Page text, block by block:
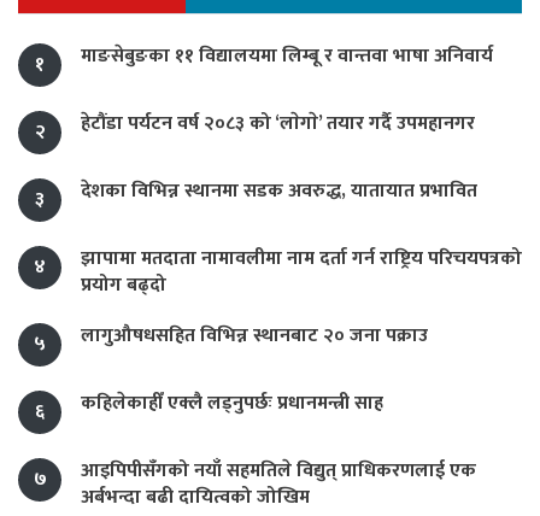
१ माङसेबुङका ११ विद्यालयमा लिम्बू र वान्तवा भाषा अनिवार्य
२ हेटौंडा पर्यटन वर्ष २०८३ को ‘लाेगाे’ तयार गर्दै उपमहानगर
३ देशका विभिन्न स्थानमा सडक अवरुद्ध, यातायात प्रभावित
४
झापामा मतदाता नामावलीमा नाम दर्ता गर्न राष्ट्रिय परिचयपत्रको
प्रयोग बढ्दो
५
लागुऔषधसहित विभिन्न स्थानबाट २० जना पक्राउ
६ कहिलेकाहीँ एक्लै लड्नुपर्छः प्रधानमन्त्री साह
७
आइपिपीसँगको नयाँ सहमतिले विद्युत् प्राधिकरणलाई एक
अर्बभन्दा बढी दायित्वको जोखिम